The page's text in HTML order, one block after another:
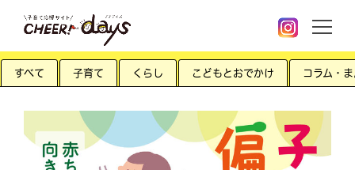
すべて 子育て くらし こどもとおでかけ コラム・